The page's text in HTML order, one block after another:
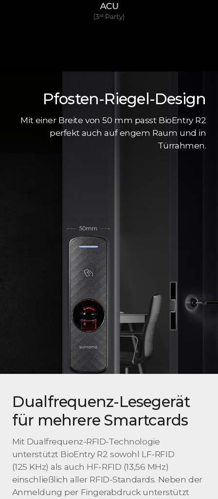
Pfosten-Riegel-Design
Mit einer Breite von 50 mm passt BioEntry R2
perfekt auch auf engem Raum und in
Türrahmen.
Dualfrequenz-Lesegerät
für mehrere Smartcards
Mit Dualfrequenz-RFID-Technologie
unterstützt BioEntry R2 sowohl LF-RFID
(125 KHz) als auch HF-RFID (13,56 MHz)
einschließlich aller RFID-Standards. Neben der
Anmeldung per Fingerabdruck unterstützt